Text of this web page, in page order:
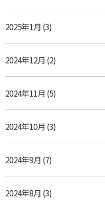
2025年1月 (3)
2024年12月 (2)
2024年11月 (5)
2024年10月 (3)
2024年9月 (7)
2024年8月 (3)